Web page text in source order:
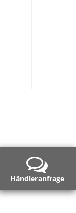
Händleranfrage